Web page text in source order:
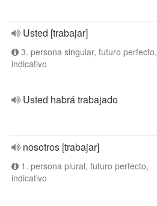
Usted [trabajar]
3. persona singular, futuro perfecto,
indicativo
Usted habrá trabajado
nosotros [trabajar]
1. persona plural, futuro perfecto,
indicativo